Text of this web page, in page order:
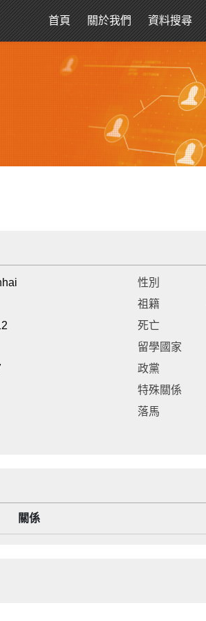
首頁 關於我們 資料搜尋
性別
祖籍
死亡
留學國家
政黨
特殊關係
落馬
關係